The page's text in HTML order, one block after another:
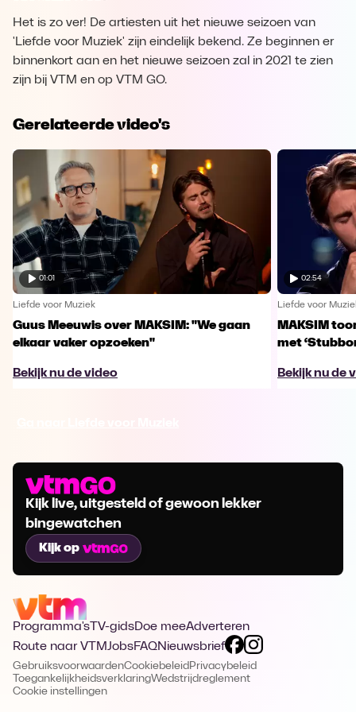
Het is zo ver! De artiesten uit het nieuwe seizoen van
'Liefde voor Muziek' zijn eindelijk bekend. Ze beginnen er
binnenkort aan en het nieuwe seizoen zal in 2021 te zien
zijn bij VTM en op VTM GO.
Gerelateerde video's
01:01
Liefde voor Muziek
Guus Meeuwis over MAKSIM: "We gaan
elkaar vaker opzoeken"
Bekijk nu de video
02:54
Liefde voor
MAKSIM
met
Bekijk nu de
Kijk live, uitgesteld of gewoon lekker
bingewatchen
Kijk op
Programma's TV-gidsDoe meeAdverteren
Route naar VTMJobsFAQNieuwsbrief
GebruiksvoorwaardenCookiebeleid Privacybeleid
ToegankelijkheidsverklaringWedstrijdreglement
Cookie instellingen